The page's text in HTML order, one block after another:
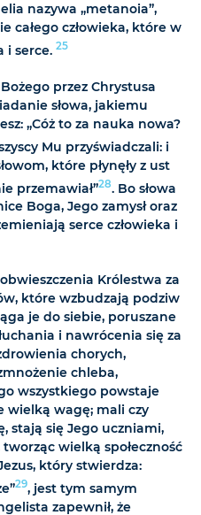
nazywa „metanoia”,
całego człowieka, które w
i serce. 25
przez Chrystusa
słowa, jakiemu
„Cóż to za nauka nowa?
Mu przyświadczali: i
które płynęły z ust
przemawiał”28. Bo słowa
Boga, Jego zamysł oraz
serce człowieka i
Królestwa za
które wzbudzają podziw
je do siebie, poruszane
i nawrócenia się za
chorych,
chleba,
wszystkiego powstaje
wielką wagę; mali czy
stają się Jego uczniami,
wielką społeczność
który stwierdza:
29, jest tym samym
zapewnił, że